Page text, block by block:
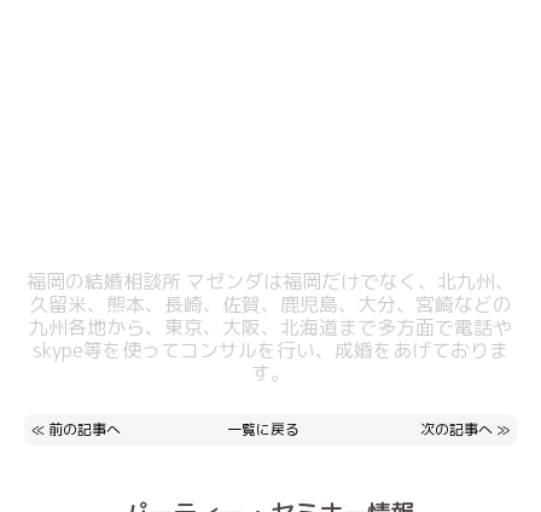
福岡の結婚相談所 マゼンダは福岡だけでなく、北九州、
久留米、熊本、長崎、佐賀、鹿児島、大分、宮崎などの
九州各地から、東京、大阪、北海道まで多方面で電話や
skype等を使ってコンサルを行い、成婚をあげておりま
す。
≪ 前の記事へ 一覧に戻る 次の記事へ ≫